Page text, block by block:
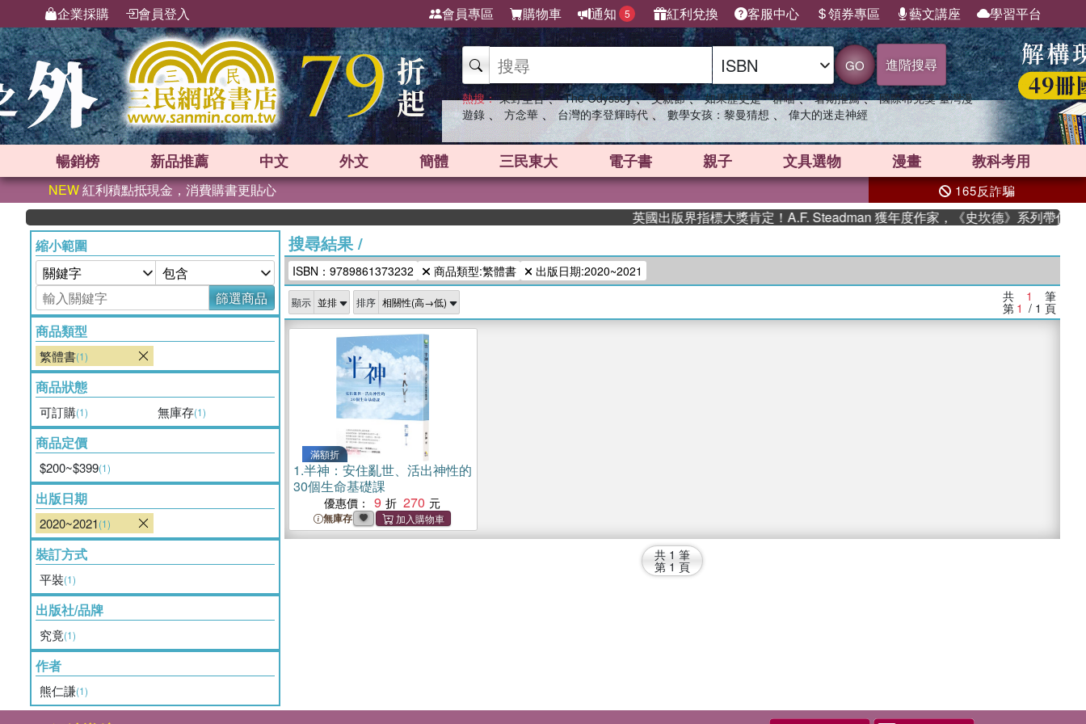
企業採購 會員登入 會員專區 購物車 通知 5 紅利兌換 客服中心 領券專區 藝文講座 學習平台
GO 進階搜尋
熱搜： 東野圭吾 、 The Odyssey 、 父親節 、 如果歷史是一群喵 、 暑期推薦 、 國際布克獎 臺灣漫
遊錄 、 方念華 、 台灣的李登輝時代 、 數學女孩：黎曼猜想 、 偉大的迷走神經
暢銷榜 新品推薦 中文 外文 簡體 三民東大 電子書 親子 文具選物 漫畫 教科考用
NEW紅利積點抵現金，消費購書更貼心 165反詐騙
英國出版界指標大獎肯定！A.F. Steadman 獲年度作家，《史坎德》系列帶你踏上
縮小範圍
篩選商品
商品類型
繁體書(1)
商品狀態
可訂購(1) 無庫存(1)
商品定價
$200~$399(1)
出版日期
2020~2021(1)
裝訂方式
平裝(1)
出版社/品牌
究竟(1)
作者
熊仁謙(1)
搜尋結果/
ISBN：9789861373232 商品類型:繁體書 出版日期:2020~2021
顯示 排序 共 1 筆
第 1 / 1 頁
滿額折
1.半神：安住亂世、活出神性的
30個生命基礎課
優惠價： 9 270
無庫存
共 1 筆
第 1 頁